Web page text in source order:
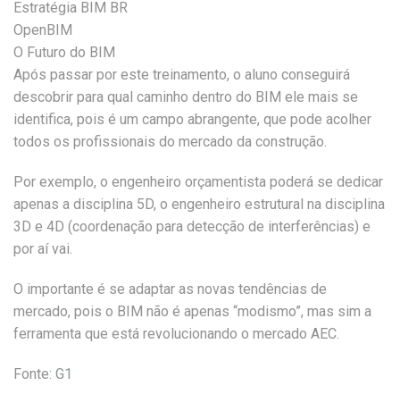
Estratégia BIM BR
OpenBIM
O Futuro do BIM
Após passar por este treinamento, o aluno conseguirá
descobrir para qual caminho dentro do BIM ele mais se
identifica, pois é um campo abrangente, que pode acolher
todos os profissionais do mercado da construção.
Por exemplo, o engenheiro orçamentista poderá se dedicar
apenas a disciplina 5D, o engenheiro estrutural na disciplina
3D e 4D (coordenação para detecção de interferências) e
por aí vai.
O importante é se adaptar as novas tendências de
mercado, pois o BIM não é apenas “modismo”, mas sim a
ferramenta que está revolucionando o mercado AEC.
Fonte: G1